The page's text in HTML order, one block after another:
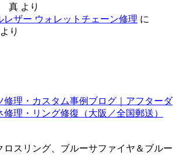
真 より
レザー ウォレットチェーン修理 に
より
修理・カスタム事例ブログ｜アフターダ
修理・リング修復（大阪／全国郵送）
ロスリング、ブルーサファイヤ＆ブルー